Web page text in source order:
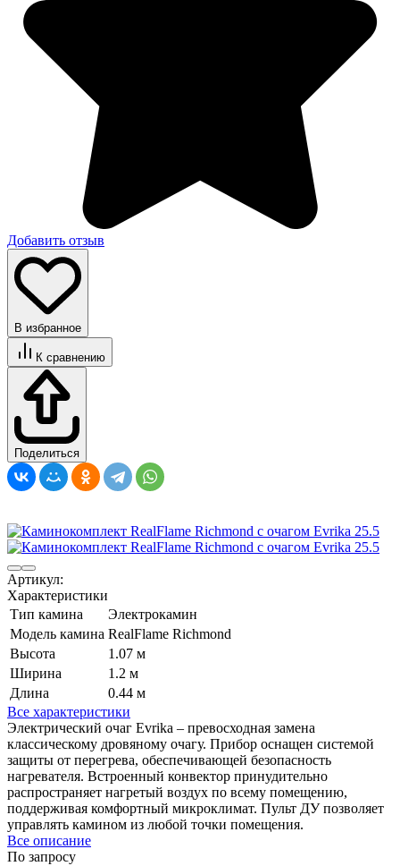
Добавить отзыв
В избранное
К сравнению
Поделиться
Артикул:
Характеристики
Тип камина
Электрокамин
Модель камина RealFlame Richmond
Высота
1.07 м
Ширина
1.2 м
Длина
0.44 м
Все характеристики
Электрический очаг Evrika – превосходная замена
классическому дровяному очагу. Прибор оснащен системой
защиты от перегрева, обеспечивающей безопасность
нагревателя. Встроенный конвектор принудительно
распространяет нагретый воздух по всему помещению,
поддерживая комфортный микроклимат. Пульт ДУ позволяет
управлять камином из любой точки помещения.
Все описание
По запросу